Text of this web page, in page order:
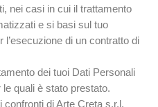
nei casi in cui il trattamento
e si basi sul tuo
di un contratto di
dei tuoi Dati Personali
quali è stato prestato.
confronti di Arte Creta s.r.l.